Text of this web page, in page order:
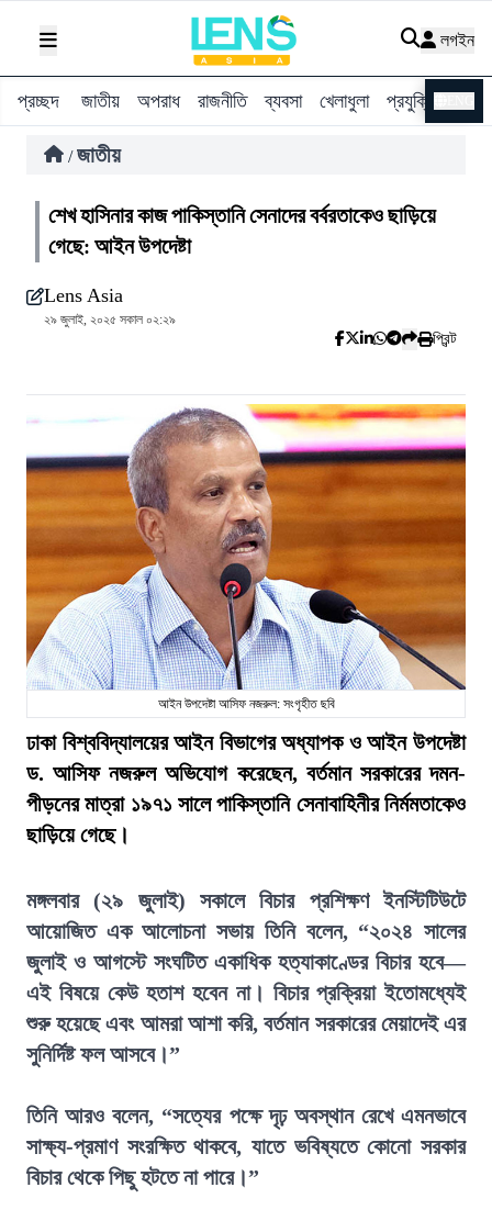
লগইন
প্রচ্ছদ জাতীয় অপরাধ রাজনীতি ব্যবসা খেলাধুলা প্রযুক্তি
/ জাতীয়
শেখ হাসিনার কাজ পাকিস্তানি সেনাদের বর্বরতাকেও ছাড়িয়ে
গেছে: আইন উপদেষ্টা
Lens Asia
২৯ জুলাই, ২০২৫ সকাল ০২:২৯
প্রিন্ট
আইন উপদেষ্টা আসিফ নজরুল: সংগৃহীত ছবি
ঢাকা বিশ্ববিদ্যালয়ের আইন বিভাগের অধ্যাপক ও আইন উপদেষ্টা
ড. আসিফ নজরুল অভিযোগ করেছেন, বর্তমান সরকারের দমন-
পীড়নের মাত্রা ১৯৭১ সালে পাকিস্তানি সেনাবাহিনীর নির্মমতাকেও
ছাড়িয়ে গেছে।
মঙ্গলবার (২৯ জুলাই) সকালে বিচার প্রশিক্ষণ ইনস্টিটিউটে
আয়োজিত এক আলোচনা সভায় তিনি বলেন, “২০২৪ সালের
জুলাই ও আগস্টে সংঘটিত একাধিক হত্যাকাণ্ডের বিচার হবে—
এই বিষয়ে কেউ হতাশ হবেন না। বিচার প্রক্রিয়া ইতোমধ্যেই
শুরু হয়েছে এবং আমরা আশা করি, বর্তমান সরকারের মেয়াদেই এর
সুনির্দিষ্ট ফল আসবে।”
তিনি আরও বলেন, “সত্যের পক্ষে দৃঢ় অবস্থান রেখে এমনভাবে
সাক্ষ্য-প্রমাণ সংরক্ষিত থাকবে, যাতে ভবিষ্যতে কোনো সরকার
বিচার থেকে পিছু হটতে না পারে।”